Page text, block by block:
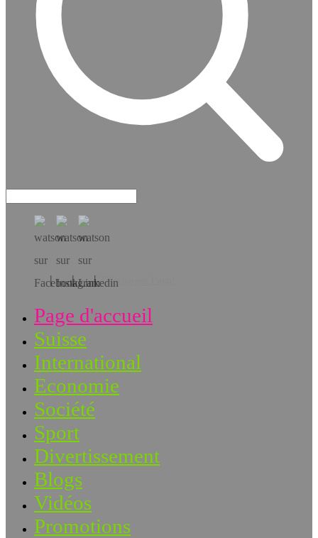
Téléchargez l’app!
Page d'accueil
Suisse
International
Economie
Société
Sport
Divertissement
Blogs
Vidéos
Promotions